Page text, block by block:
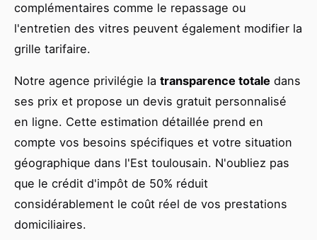
complémentaires comme le repassage ou
l'entretien des vitres peuvent également modifier la
grille tarifaire.
Notre agence privilégie la transparence totale dans
ses prix et propose un devis gratuit personnalisé
en ligne. Cette estimation détaillée prend en
compte vos besoins spécifiques et votre situation
géographique dans l'Est toulousain. N'oubliez pas
que le crédit d'impôt de 50% réduit
considérablement le coût réel de vos prestations
domiciliaires.